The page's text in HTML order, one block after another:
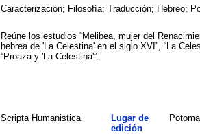
Caracterización; Filosofía; Traducción; Hebreo;
Reúne los estudios “Melibea, mujer del
hebrea de 'La Celestina' en el siglo XVI”, “La
“Proaza y 'La Celestina'”.
Scripta Humanistica
Lugar de
edición